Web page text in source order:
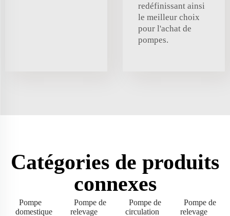
redéfinissant ainsi
le meilleur choix
pour l'achat de
pompes.
Catégories de produits
connexes
Pompe
domestique
Pompe de
relevage
Pompe de
circulation
Pompe de
relevage